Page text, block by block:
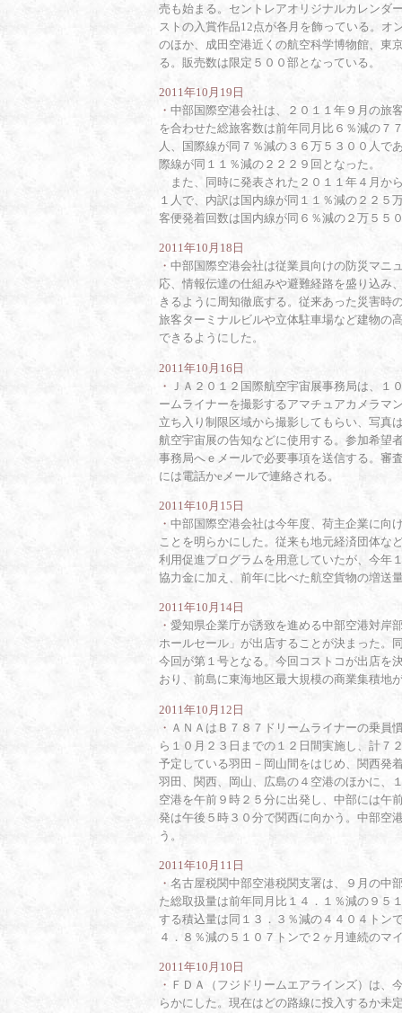
売も始まる。セントレアオリジナルカレンダ
ストの入賞作品12点が各月を飾っている。オ
のほか、成田空港近くの航空科学博物館、東
る。販売数は限定５００部となっている。
2011年10月19日
・ 中部国際空港会社は、２０１１年９月の旅
を合わせた総旅客数は前年同月比６％減の７
人、国際線が同７％減の３６万５３００人で
際線が同１１％減の２２２９回となった。
また、同時に発表された２０１１年４月か
１人で、内訳は国内線が同１１％減の２２５
客便発着回数は国内線が同６％減の２万５５
2011年10月18日
・ 中部国際空港会社は従業員向けの防災マニ
応、情報伝達の仕組みや避難経路を盛り込み
きるように周知徹底する。従来あった災害時
旅客ターミナルビルや立体駐車場など建物の
できるようにした。
2011年10月16日
・
ＪＡ２０１２国際航空宇宙展事務局は、
ームライナーを撮影するアマチュアカメラマ
立ち入り制限区域から撮影してもらい、写真
航空宇宙展の告知などに使用する。参加希望
事務局へｅメールで必要事項を送信する。審
には電話かeメールで連絡される。
2011年10月15日
・ 中部国際空港会社は今年度、荷主企業に向
ことを明らかにした。従来も地元経済団体な
利用促進プログラムを用意していたが、今年
協力金に加え、前年に比べた航空貨物の増送
2011年10月14日
・ 愛知県企業庁が誘致を進める中部空港対岸
ホールセール」が出店することが決まった。
今回が第１号となる。今回コストコが出店を
おり、前島に東海地区最大規模の商業集積地
2011年10月12日
・ ＡＮＡはＢ７８７ドリームライナーの乗員
ら１０月２３日までの１２日間実施し、計７
予定している羽田－岡山間をはじめ、関西発
羽田、関西、岡山、広島の４空港のほかに、
空港を午前９時２５分に出発し、中部には午
発は午後５時３０分で関西に向かう。中部空
う。
2011年10月11日
・ 名古屋税関中部空港税関支署は、９月の中
た総取扱量は前年同月比１４．１％減の９５
する積込量は同１３．３％減の４４０４トン
４．８％減の５１０７トンで２ヶ月連続のマ
2011年10月10日
・ ＦＤＡ（フジドリームエアラインズ）は、
らかにした。現在はどの路線に投入するか未